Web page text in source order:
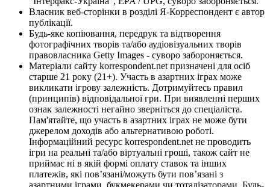
Власник веб-сторінки в розділі Я-Корреспондент є автор
публікації.
Будь-яке копіювання, передрук та відтворення
фотографічних творів та/або аудіовізуальних творів
правовласника Getty Images - суворо забороняється.
Матеріали сайту korrespondent.net призначені для осіб
старше 21 року (21+). Участь в азартних іграх може
викликати ігрову залежність. Дотримуйтесь правил
(принципів) відповідальної гри. При виявленні перших
ознак залежності негайно зверніться до спеціаліста.
Пам'ятайте, що участь в азартних іграх не може бути
джерелом доходів або альтернативою роботі.
Інформаційний ресурс korrespondent.net не проводить
ігри на реальні та/або віртуальні гроші, також сайт не
приймає ні в якій формі оплату ставок та інших
платежів, які пов’язані/можуть бути пов’язані з